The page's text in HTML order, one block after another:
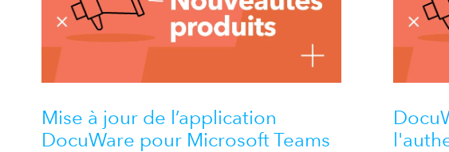
Mise à jour de l’application
DocuWare pour Microsoft Teams